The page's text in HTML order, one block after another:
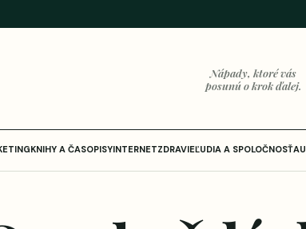
Nápady, ktoré vás
posunú o krok ďalej.
KNIHY A ČASOPISYINTERNETZDRAVIEĽUDIA A SPOLOČNOSŤ